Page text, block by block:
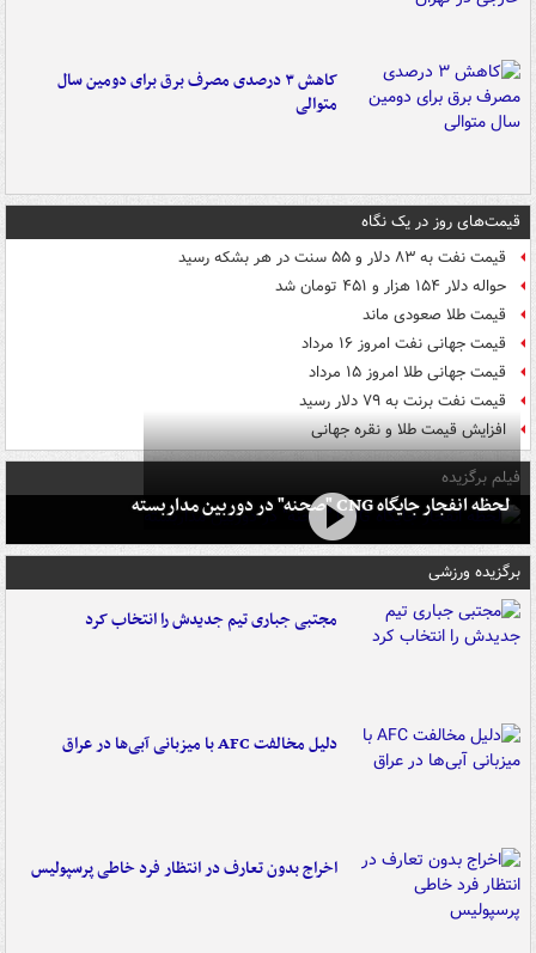
کاهش ۳ درصدی مصرف برق برای دومین سال
متوالی
قیمت‌های روز در یک نگاه
قیمت نفت به ۸۳ دلار و ۵۵ سنت در هر بشکه رسید
حواله دلار ۱۵۴ هزار و ۴۵۱ تومان شد
قیمت طلا صعودی ماند
قیمت جهانی نفت امروز ۱۶ مرداد
قیمت جهانی طلا امروز ۱۵ مرداد
قیمت نفت برنت به ۷۹ دلار رسید
افزایش قیمت طلا و نقره جهانی
فیلم برگزیده
لحظه انفجار جایگاه CNG "صحنه" در دوربین مداربسته
برگزیده ورزشی
مجتبی جباری تیم جدیدش را انتخاب کرد
دلیل مخالفت AFC با میزبانی آبی‌ها در عراق
اخراج بدون تعارف در انتظار فرد خاطی پرسپولیس